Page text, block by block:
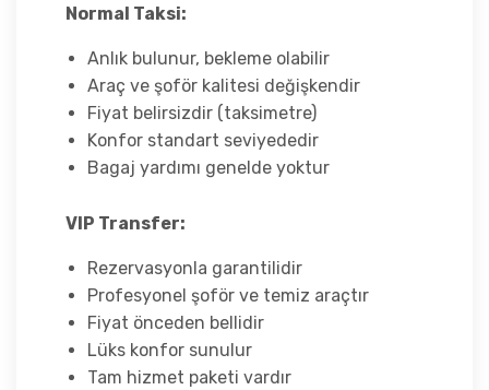
Normal Taksi:
Anlık bulunur, bekleme olabilir
Araç ve şoför kalitesi değişkendir
Fiyat belirsizdir (taksimetre)
Konfor standart seviyededir
Bagaj yardımı genelde yoktur
VIP Transfer:
Rezervasyonla garantilidir
Profesyonel şoför ve temiz araçtır
Fiyat önceden bellidir
Lüks konfor sunulur
Tam hizmet paketi vardır